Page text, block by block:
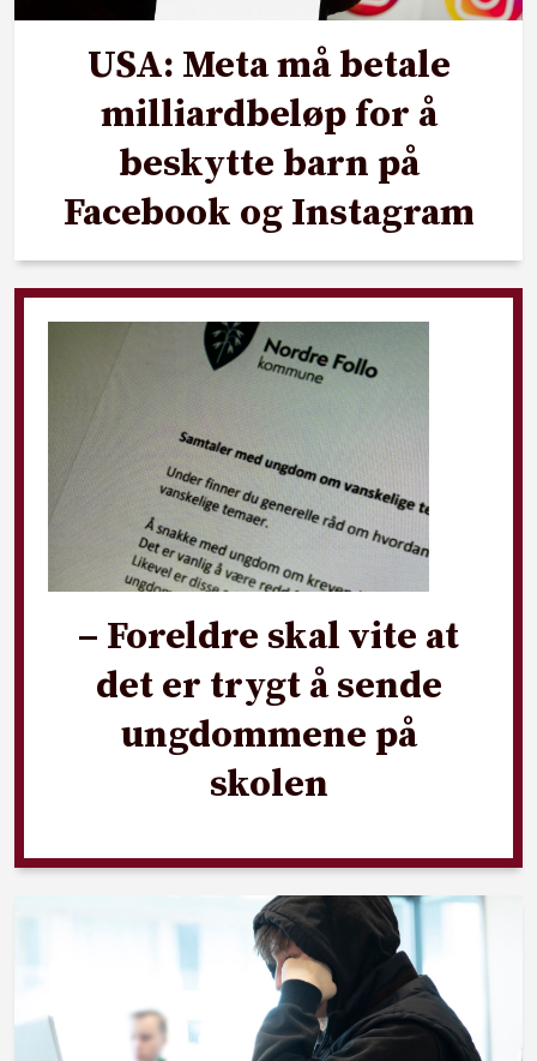
USA: Meta må betale
milliardbeløp for å
beskytte barn på
Facebook og Instagram
– Foreldre skal vite at
det er trygt å sende
ungdommene på
skolen